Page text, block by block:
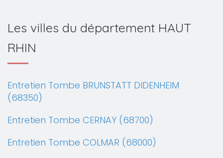
Les villes du département HAUT
RHIN
Entretien Tombe BRUNSTATT DIDENHEIM
(68350)
Entretien Tombe CERNAY (68700)
Entretien Tombe COLMAR (68000)